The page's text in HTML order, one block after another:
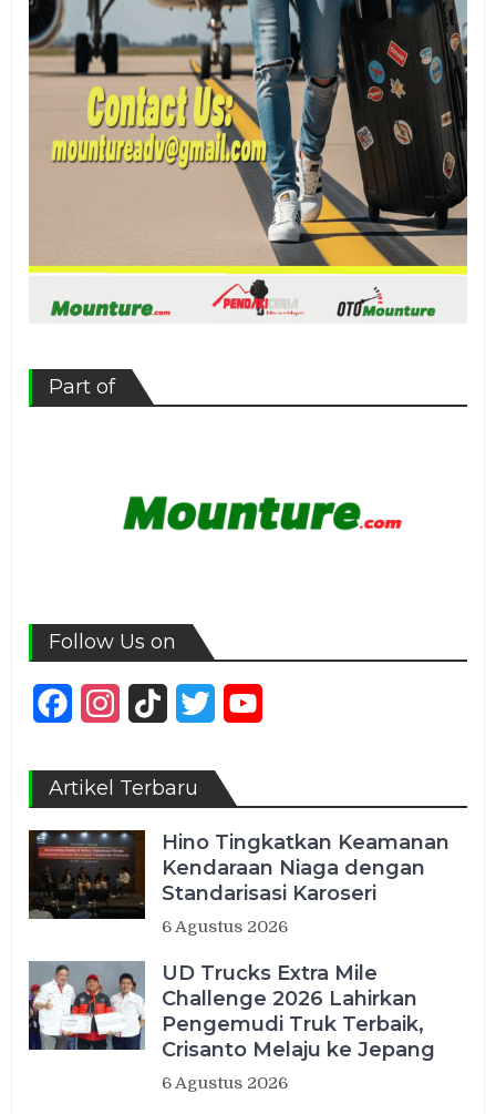
Part of
Follow Us on
FacebookInstagram
TikTok Twitter
Artikel Terbaru
Hino Tingkatkan Keamanan
Kendaraan Niaga dengan
Standarisasi Karoseri
6 Agustus 2026
UD Trucks Extra Mile
Challenge 2026 Lahirkan
Pengemudi Truk Terbaik,
Crisanto Melaju ke Jepang
6 Agustus 2026